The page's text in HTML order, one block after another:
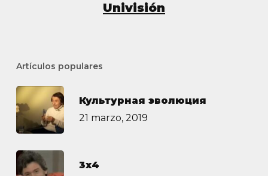
Univisión
Artículos populares
Культурная эволюция
21 marzo, 2019
3х4